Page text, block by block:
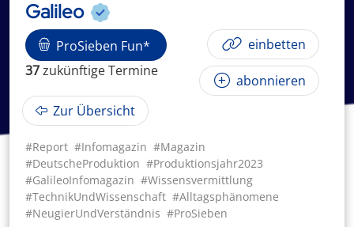
Galileo
ProSieben Fun*
37zukünftigeTermine
einbetten
abonnieren
Zur Übersicht
#Report #Infomagazin #Magazin
#DeutscheProduktion #Produktionsjahr2023
#GalileoInfomagazin #Wissensvermittlung
#TechnikUndWissenschaft #Alltagsphänomene
#NeugierUndVerständnis #ProSieben